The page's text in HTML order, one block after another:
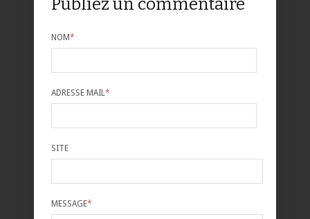
Publiez un commentaire
NOM*
ADRESSE MAIL *
SITE
MESSAGE*